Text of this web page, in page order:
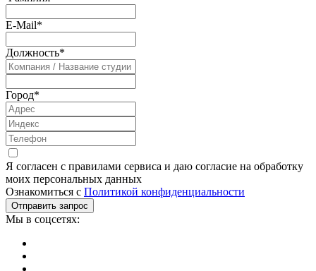
E-Mail*
Должность*
Город*
Я согласен с правилами сервиса и даю согласие на обработку
моих персональных данных
Ознакомиться с Политикой конфиденциальности
Мы в соцсетях: